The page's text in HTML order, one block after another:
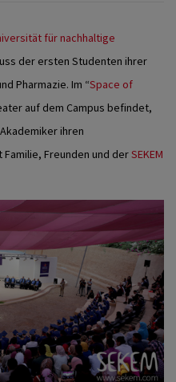
für nachhaltige
der ersten Studenten ihrer
Pharmazie. Im “Space of
auf dem Campus befindet,
ihren
Freunden und derSEKEM